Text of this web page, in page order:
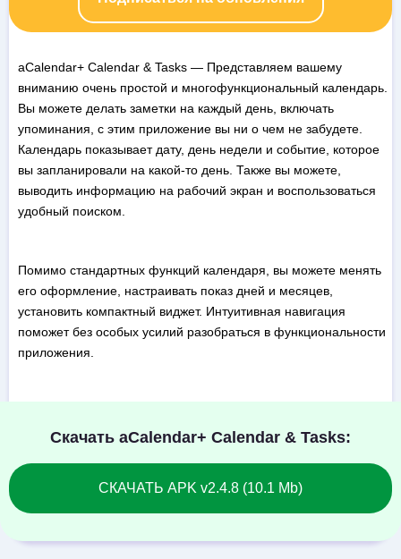
aCalendar+ Calendar & Tasks — Представляем вашему
вниманию очень простой и многофункциональный календарь.
Вы можете делать заметки на каждый день, включать
упоминания, с этим приложение вы ни о чем не забудете.
Календарь показывает дату, день недели и событие, которое
вы запланировали на какой-то день. Также вы можете,
выводить информацию на рабочий экран и воспользоваться
удобный поиском.
Помимо стандартных функций календаря, вы можете менять
его оформление, настраивать показ дней и месяцев,
установить компактный виджет. Интуитивная навигация
поможет без особых усилий разобраться в функциональности
приложения.
Скачать aCalendar+ Calendar & Tasks:
СКАЧАТЬ APK v2.4.8 (10.1 Mb)